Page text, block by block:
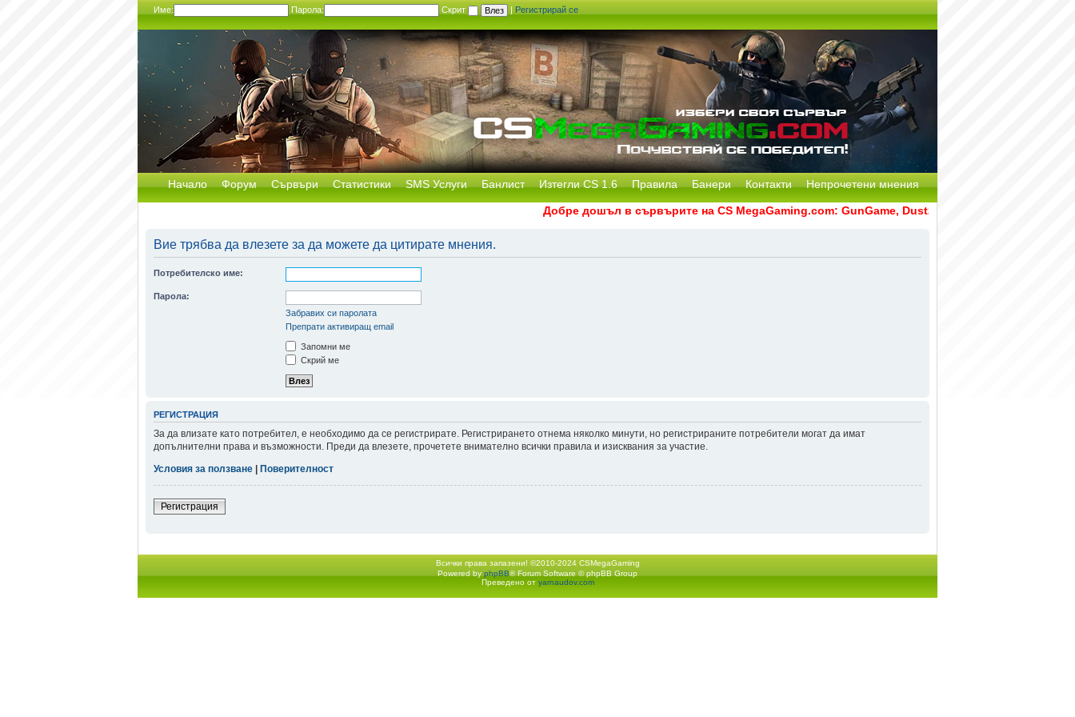
Име: Парола: Скрит | Регистрирай се
Начало Форум Сървъри Статистики SMS Услуги Банлист Изтегли CS 1.6 Правила Банери Контакти Непрочетени мнения
Добре дошъл в сървърите на CS MegaGaming.com: GunGame, Dust2, CS:GO Remake [Multi-
Вие трябва да влезете за да можете да цитирате мнения.
Потребителско име:
Парола:
Забравих си паролата
Препрати активиращ email
Запомни ме
Скрий ме
РЕГИСТРАЦИЯ
За да влизате като потребител, е необходимо да се регистрирате. Регистрирането отнема няколко минути, но регистрираните потребители могат да имат
допълнителни права и възможности. Преди да влезете, прочетете внимателно всички правила и изисквания за участие.
Условия за ползване | Поверителност
Регистрация
Всички права запазени! ©2010-2024 CSMegaGaming
Начало форум Екип•Изтрий всички бисквитки• Часовете са според зоната UTC + 2 часа [DST]
Powered by phpBB® Forum Software © phpBB Group
Преведено от yarnaudov.com